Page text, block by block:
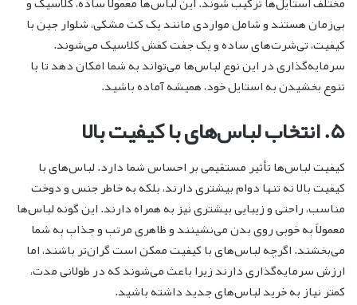
بی‌زمان هستند و شامل مواردی مانند یک کت مشکی، شلوار جین با
کیفیت، تی‌شرت‌های ساده و یک جفت کفش کلاسیک می‌شوند.
سرمایه‌گذاری در این نوع لباس‌ها می‌تواند به شما امکان دهد تا با
تنوع بخشیدن به استایل خود، همیشه آماده باشید.
۵. انتخاب لباس‌های با کیفیت بالا
کیفیت لباس‌ها تأثیر مستقیمی بر احساس شما دارد. لباس‌های با
کیفیت بالا نه تنها دوام بیشتری دارند، بلکه به خاطر جنس و دوخت
مناسب، راحتی و زیبایی بیشتری نیز به همراه دارند. این گونه لباس‌ها
معمولاً به خوبی روی بدن می‌نشینند و ظاهری مرتب و جذاب به شما
می‌بخشند. اگرچه لباس‌های با کیفیت ممکن است گران‌تر باشند، اما
ارزش سرمایه‌گذاری دارند زیرا باعث می‌شوند که در طولانی مدت،
کمتر نیاز به خرید لباس‌های جدید داشته باشید.